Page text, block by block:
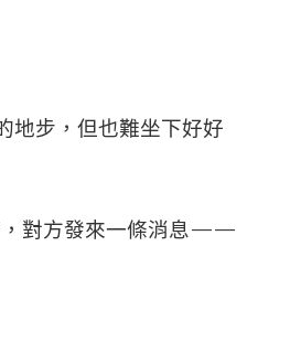
地步，但也難坐下好好
，對方發來一條消息——